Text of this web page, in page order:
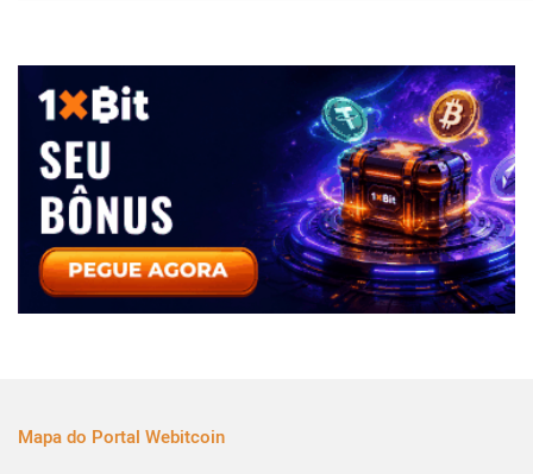
Mapa do Portal Webitcoin